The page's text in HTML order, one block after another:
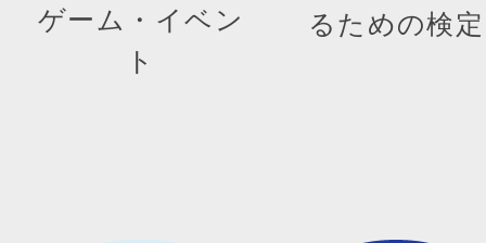
ゲーム・イベン
ト
るための検定